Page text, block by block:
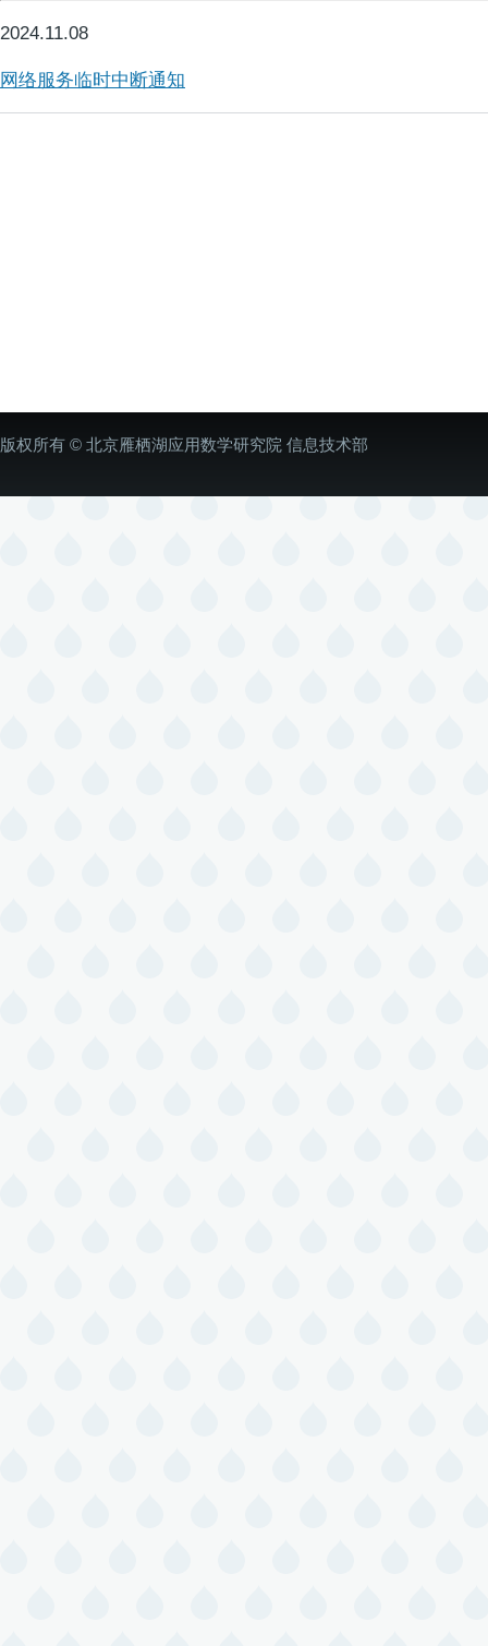
2024.11.08
网络服务临时中断通知
版权所有 © 北京雁栖湖应用数学研究院 信息技术部